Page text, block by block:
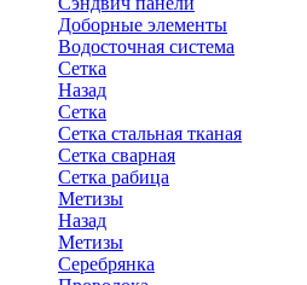
Доборные элементы
Водосточная система
Сетка
Назад
Сетка
Сетка стальная тканая
Сетка сварная
Сетка рабица
Метизы
Назад
Метизы
Серебрянка